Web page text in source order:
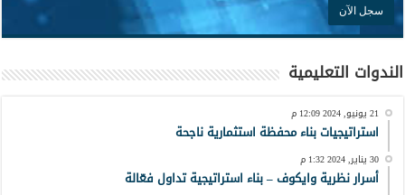
الندوات التعليمية
21 يونيو, 2024 12:09 م
استراتيجيات بناء محفظة استثمارية ناجحة
30 يناير, 2024 1:32 م
أسرار نظرية وايكوف – بناء استراتيجية تداول فعّالة